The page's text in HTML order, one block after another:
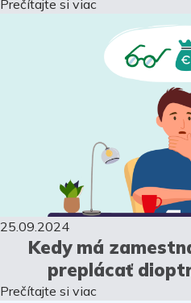
Prečítajte si viac
25.09.2024
Kedy má
preplácať
Prečítajte si viac